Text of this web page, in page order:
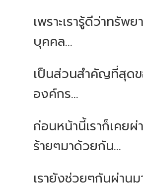
เพราะเรารู้ดีว่าทรัพย
บุคคล...
เป็นส่วนสำคัญที่สุด
องค์กร...
ก่อนหน้านี้เราก็เคย
ร้ายๆมาด้วยกัน...
เรายังช่วยๆกันผ่านม